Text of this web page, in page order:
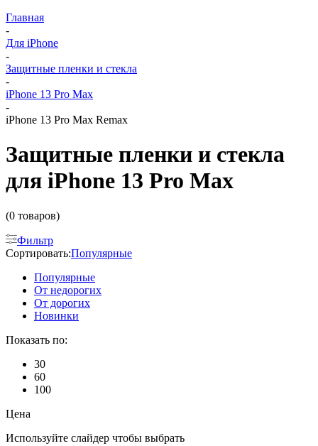
Главная
-
Для iPhone
-
Защитные пленки и стекла
-
iPhone 13 Pro Max
-
iPhone 13 Pro Max Remax
Защитные пленки и стекла
для iPhone 13 Pro Max
(0 товаров)
Фильтр
Сортировать:Популярные
Популярные
От недорогих
От дорогих
Новинки
Показать по:
30
60
100
Цена
Используйте слайдер чтобы выбрать